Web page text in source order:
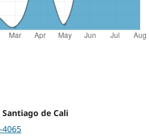
de Cali